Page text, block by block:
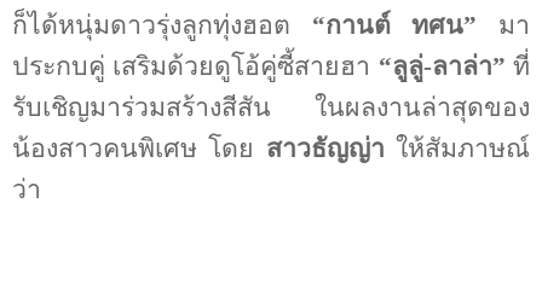
ก็ได้หนุ่มดาวรุ่งลูกทุ่งฮอต “กานต์ ทศน” มา
ประกบคู่ เสริมด้วยดูโอ้คู่ซี้สายฮา “ลูลู่-ลาล่า” ที่
รับเชิญมาร่วมสร้างสีสัน ในผลงานล่าสุดของ
น้องสาวคนพิเศษ โดย สาวธัญญ่า ให้สัมภาษณ์
ว่า